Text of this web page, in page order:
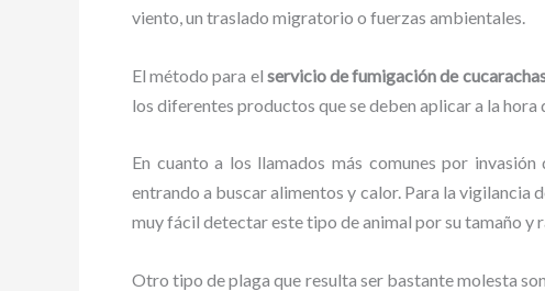
viento, un traslado migratorio o fuerzas ambientales.
El método para el servicio de fumigación de
los diferentes productos que se deben aplicar a la
En cuanto a los llamados más comunes por
entrando a buscar alimentos y calor. Para la vigilancia
muy fácil detectar este tipo de animal por su tamaño
Otro tipo de plaga que resulta ser bastante molesta